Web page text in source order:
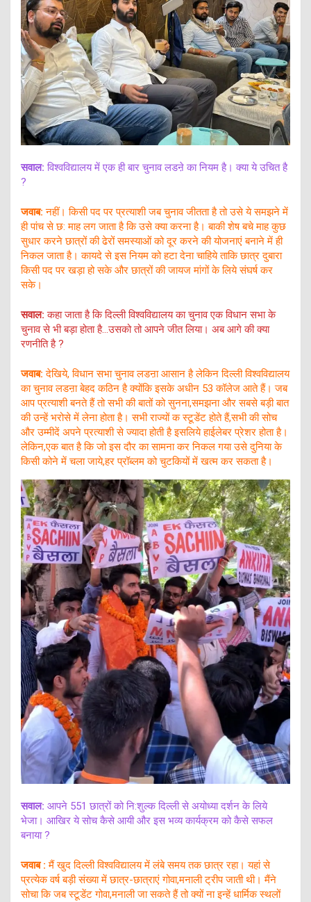
सवाल: विश्वविद्यालय में एक ही बार चुनाव लडऩे का नियम है। क्या ये उचित है
?
जवाब: नहीं। किसी पद पर प्रत्याशी जब चुनाव जीतता है तो उसे ये समझने में
ही पांच से छ: माह लग जाता है कि उसे क्या करना है। बाकी शेष बचे माह कुछ
सुधार करने छात्रों की ढेरों समस्याओं को दूर करने की योजनाएं बनाने में ही
निकल जाता है। कायदे से इस नियम को हटा देना चाहिये ताकि छात्र दुबारा
किसी पद पर खड़ा हो सके और छात्रों की जायज मांगों के लिये संघर्ष कर
सके।
सवाल: कहा जाता है कि दिल्ली विश्वविद्यालय का चुनाव एक विधान सभा के
चुनाव से भी बड़ा होता है…उसको तो आपने जीत लिया। अब आगे की क्या
रणनीति है ?
जवाब: देखिये, विधान सभा चुनाव लडऩा आसान है लेकिन दिल्ली विश्वविद्यालय
का चुनाव लडऩा बेहद कठिन है क्योंकि इसके अधीन 53 कॉलेज आते हैं। जब
आप प्रत्याशी बनते हैं तो सभी की बातों को सुनना,समझना और सबसे बड़ी बात
की उन्हें भरोसे में लेना होता है। सभी राज्यों क स्टूडेंट होते हैं,सभी की सोच
और उम्मीदें अपने प्रत्याशी से ज्यादा होती है इसलिये हाईलेबर प्रेशर होता है।
लेकिन,एक बात है कि जो इस दौर का सामना कर निकल गया उसे दुनिया के
किसी कोने में चला जाये,हर प्रॉब्लम को चुटकियों में खत्म कर सकता है।
सवाल: आपने 551 छात्रों को नि:शुल्क दिल्ली से अयोध्या दर्शन के लिये
भेजा। आखिर ये सोच कैसे आयी और इस भव्य कार्यक्रम को कैसे सफल
बनाया ?
जवाब : मैं खुद दिल्ली विश्वविद्यालय में लंबे समय तक छात्र रहा। यहां से
प्रत्येक वर्ष बड़ी संख्या में छात्र-छात्राएं गोवा,मनाली ट्रीप जाती थी। मैंने
सोचा कि जब स्टूडेंट गोवा,मनाली जा सकते हैं तो क्यों ना इन्हें धार्मिक स्थलों